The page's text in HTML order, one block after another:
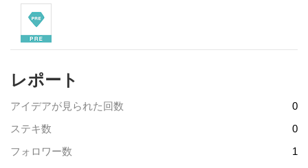
レポート
アイデアが見られた回数
0
ステキ数
0
フォロワー数
1